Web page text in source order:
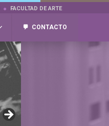
FACULTAD DE ARTE
CONTACTO